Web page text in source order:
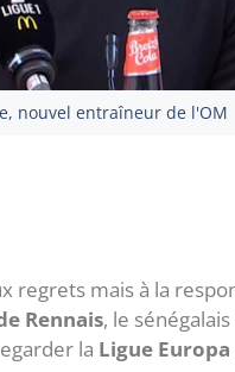
nouvel entraîneur de l'OM
regrets mais à la
Rennais, le
la Ligue Europa